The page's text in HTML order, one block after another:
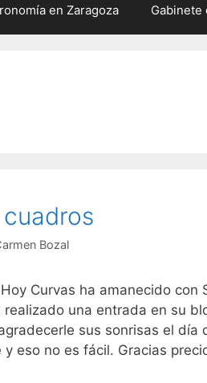
en Zaragoza Gabinete
Bozal
Curvas ha amanecido con
una entrada en su
sus sonrisas el día
y eso no es fácil. Gracias